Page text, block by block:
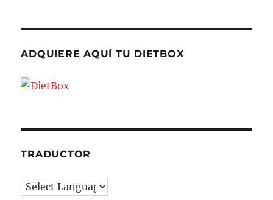
ADQUIERE AQUÍ TU DIETBOX
TRADUCTOR